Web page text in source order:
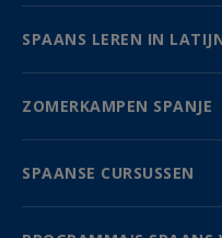
SPAANS LEREN IN
ZOMERKAMPEN SPANJE
SPAANSE CURSUSSEN